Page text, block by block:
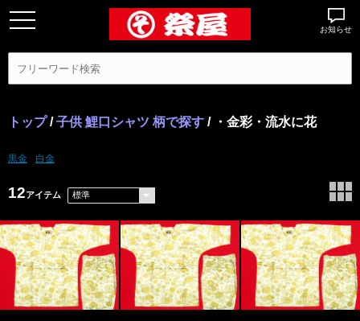
お知らせ
トップ/子供 鯉口シャツ 柄で探す / ・金彩・流水に花
黒金 白金
12アイテム